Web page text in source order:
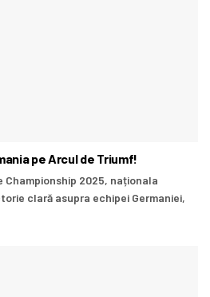
pe Arcul de Triumf!
Championship 2025, naționala
clară asupra echipei Germaniei,